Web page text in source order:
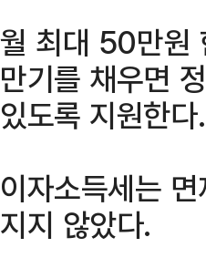
월 최대 50만원
만기를 채우면
있도록 지원한다.
이자소득세는
지지 않았다.